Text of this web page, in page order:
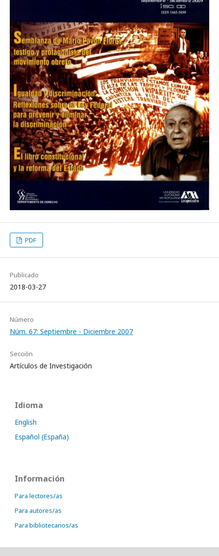
PDF
Publicado
2018-03-27
Número
Núm. 67: Septiembre - Diciembre 2007
Sección
Artículos de Investigación
Idioma
English
Español (España)
Información
Para lectores/as
Para autores/as
Para bibliotecarios/as